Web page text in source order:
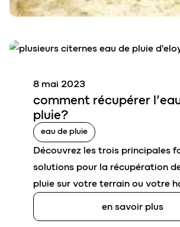
comment récupérer l’
pluie?
8 mai 2023
eau de pluie
Découvrez les trois principales
solutions pour la récupération
pluie sur votre terrain ou votre
en savoir plus